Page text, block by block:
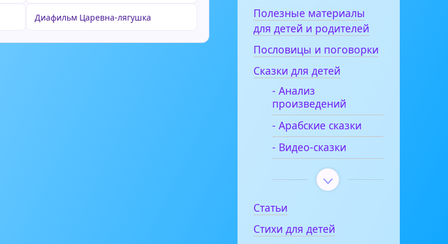
Диафильм Царевна-лягушка
Полезные материалы
для детей и родителей
Пословицы и поговорки
Сказки для детей
- Анализ
произведений
- Арабские сказки
- Видео-сказки
Статьи
Стихи для детей